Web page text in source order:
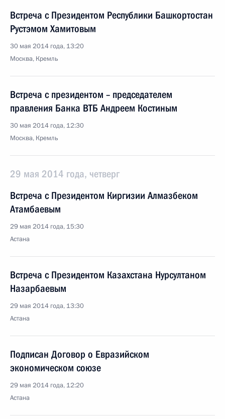
Встреча с Президентом Республики Башкортостан
Рустэмом Хамитовым
30 мая 2014 года, 13:20
Москва, Кремль
Встреча с президентом – председателем
правления Банка ВТБ Андреем Костиным
30 мая 2014 года, 12:30
Москва, Кремль
29 мая 2014 года, четверг
Встреча с Президентом Киргизии Алмазбеком
Атамбаевым
29 мая 2014 года, 15:30
Астана
Встреча с Президентом Казахстана Нурсултаном
Назарбаевым
29 мая 2014 года, 13:30
Астана
Подписан Договор о Евразийском
экономическом союзе
29 мая 2014 года, 12:20
Астана